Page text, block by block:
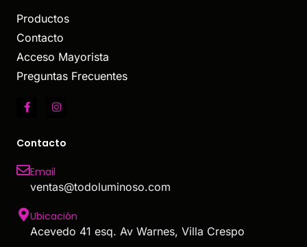
Productos
Contacto
Acceso Mayorista
Preguntas Frecuentes
Contacto
Email
ventas@todoluminoso.com
Ubicación
Acevedo 41 esq. Av Warnes, Villa Crespo